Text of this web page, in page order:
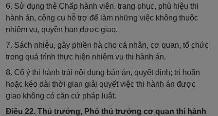
6. Sử dụng thẻ Chấp hành viên, trang phục, phù hiệu thi
hành án, công cụ hỗ trợ để làm những việc không thuộc
nhiệm vụ, quyền hạn được giao.
7. Sách nhiễu, gây phiền hà cho cá nhân, cơ quan, tổ chức
trong quá trình thực hiện nhiệm vụ thi hành án.
8. Cố ý thi hành trái nội dung bản án, quyết định; trì hoãn
hoặc kéo dài thời gian giải quyết việc thi hành án được
giao không có căn cứ pháp luật.
Điều 22. Thủ trưởng, Phó thủ trưởng cơ quan thi hành